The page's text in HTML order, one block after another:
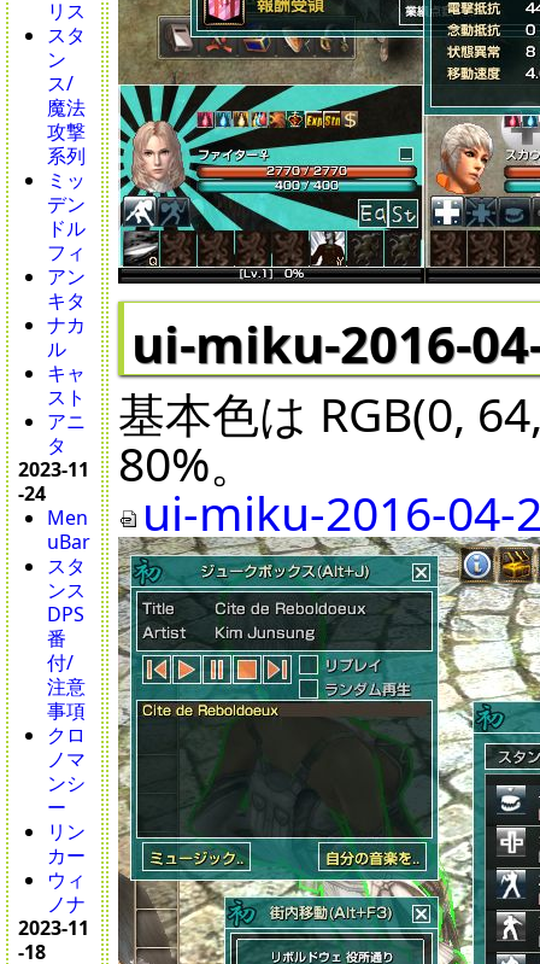
リス
スタ
ン
ス/
魔法
攻撃
系列
ミッ
デン
ドル
フィ
アン
キタ
ナカ
ル
キャ
スト
アニ
タ
2023-11
-24
Men
uBar
スタ
ンス
DPS
番
付/
注意
事項
クロ
ノマ
ンシ
ー
リン
カー
ウィ
ノナ
2023-11
-18
ui-miku-2016-
基本色は RGB(0,
80%。
ui-miku-2016-04-